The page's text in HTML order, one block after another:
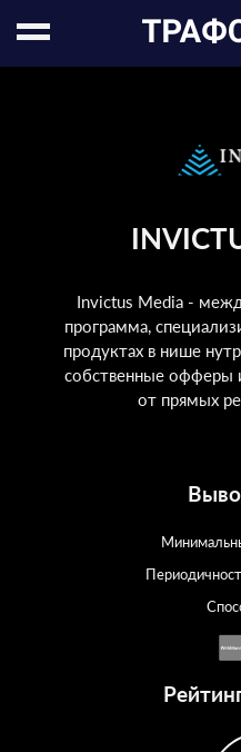
Invictus Media -
программа,
продуктах в нише
собственные офферы
от прямых